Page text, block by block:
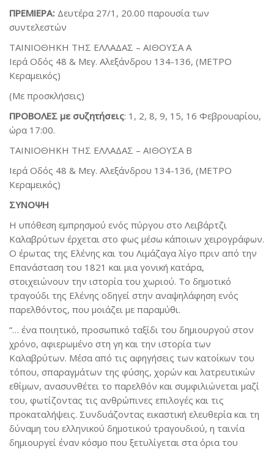
ΠΡΕΜΙΕΡΑ: Δευτέρα 27/1, 20.00 παρουσία των
συντελεστών
ΤΑΙΝΙΟΘΗΚΗ ΤΗΣ ΕΛΛΑΔΑΣ – ΑΙΘΟΥΣΑ Α
Ιερά Οδός 48 & Μεγ. Αλεξάνδρου 134-136, (ΜΕΤΡΟ
Κεραμεικός)
(Με προσκλήσεις)
ΠΡΟΒΟΛΕΣ με συζητήσεις: 1, 2, 8, 9, 15, 16 Φεβρουαρίου,
ώρα 17:00.
ΤΑΙΝΙΟΘΗΚΗ ΤΗΣ ΕΛΛΑΔΑΣ – ΑΙΘΟΥΣΑ Β
Ιερά Οδός 48 & Μεγ. Αλεξάνδρου 134-136, (ΜΕΤΡΟ
Κεραμεικός)
ΣΥΝΟΨΗ
Η υπόθεση εμπρησμού ενός πύργου στο Λειβάρτζι
Καλαβρύτων έρχεται στο φως μέσω κάποιων χειρογράφων.
Ο έρωτας της Ελένης και του Λιμάζαγα λίγο πριν από την
Επανάσταση του 1821 και μια γονική κατάρα,
στοιχειώνουν την ιστορία του χωριού. Το δημοτικό
τραγούδι της Ελένης οδηγεί στην αναψηλάφηση ενός
παρελθόντος, που μοιάζει με παραμύθι.
“… ένα ποιητικό, προσωπικό ταξίδι του δημιουργού στον
χρόνο, αφιερωμένο στη γη και την ιστορία των
Καλαβρύτων. Μέσα από τις αφηγήσεις των κατοίκων του
τόπου, σπαραγμάτων της φύσης, χορών και λατρευτικών
εθίμων, ανασυνθέτει το παρελθόν και συμφιλιώνεται μαζί
του, φωτίζοντας τις ανθρώπινες επιλογές και τις
προκαταλήψεις. Συνδυάζοντας εικαστική ελευθερία και τη
δύναμη του ελληνικού δημοτικού τραγουδιού, η ταινία
δημιουργεί έναν κόσμο που ξετυλίγεται στα όρια του